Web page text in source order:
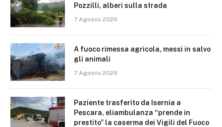
Pozzilli, alberi sulla strada
7 Agosto 2026
A fuoco rimessa agricola, messi in salvo
gli animali
7 Agosto 2026
Paziente trasferito da Isernia a
Pescara, eliambulanza “prende in
prestito” la caserma dei Vigili del Fuoco